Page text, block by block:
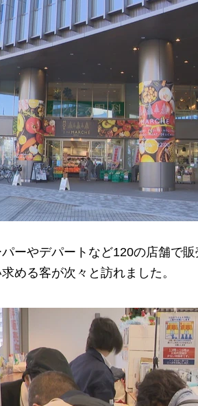
ーやデパートなど120の店舗で
める客が次々と訪れました。